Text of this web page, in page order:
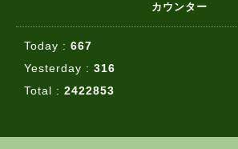
カウンター
Today : 667
Yesterday : 316
Total : 2422853